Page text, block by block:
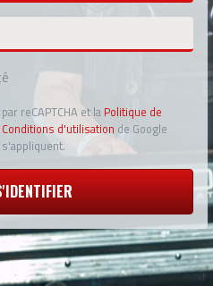
reCAPTCHA et la Politique de
Conditions d'utilisation de Google
s'appliquent.